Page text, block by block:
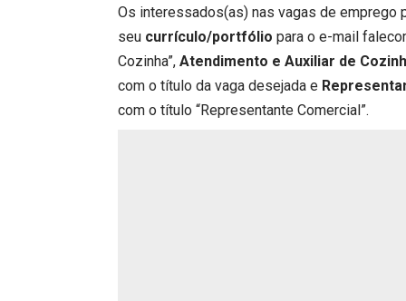
Os interessados(as) nas vagas de emprego
seu currículo/portfólio para o e-mail
Cozinha”, Atendimento e Auxiliar de
com o título da vaga desejada e
com o título “Representante Comercial”.